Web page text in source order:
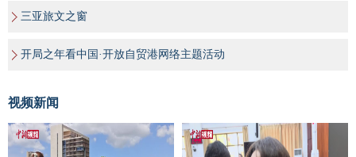
三亚旅文之窗
开局之年看中国·开放自贸港网络主题活动
视频新闻